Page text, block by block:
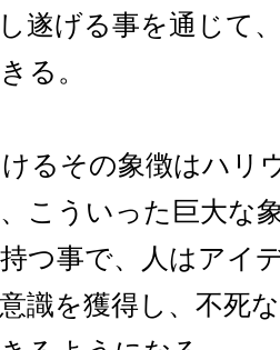
遂げる事を通じて
る。
るその象徴はハリ
こういった巨大な
つ事で、人はアイ
識を獲得し、不死